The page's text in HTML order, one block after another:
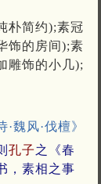
朴简约);素冠
饰的房间);素
雕饰的小几);
·魏风·伐檀》
孔子之《春
，素相之事